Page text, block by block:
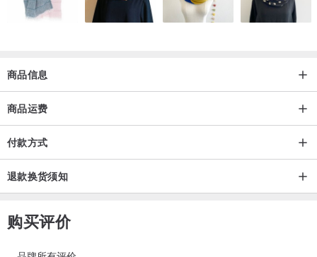
商品信息
商品运费
付款方式
退款换货须知
购买评价